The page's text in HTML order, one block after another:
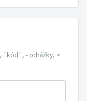
`kód`, - odrážky, >